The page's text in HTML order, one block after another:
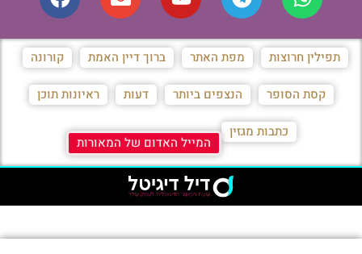
תפילין חרוצות מפת האתר ברוך דיין האמת קורונה
קסת הסופר הנצפים ביותר דעות ראיונות תוכן
כתבות מגזין
המייל האדום של המאורות